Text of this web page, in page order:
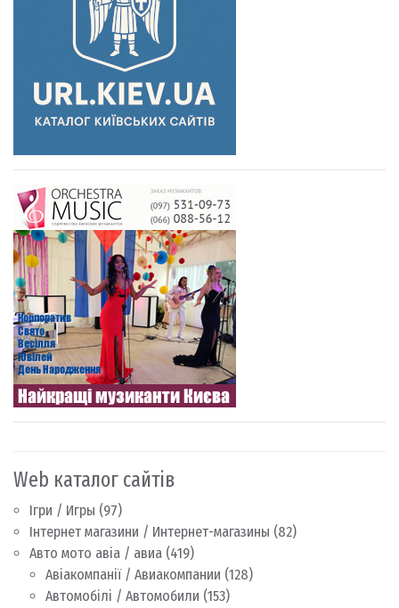
Web каталог сайтів
Ігри / Игры (97)
Інтернет магазини / Интернет-магазины (82)
Авто мото авіа / авиа (419)
Авіакомпанії / Авиакомпании (128)
Автомобілі / Автомобили (153)